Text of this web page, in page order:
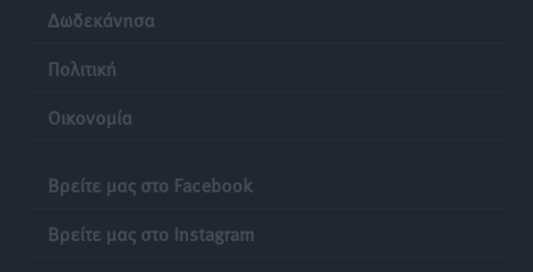
Άμεσα μέτρα για την ενίσχυση του Νοσοκομείου
Τοπικές Ειδήσεις
Δωδεκάνησα
Πολιτική
Οικονομία
Βρείτε μας στο Facebook
Βρείτε μας στο Instagram